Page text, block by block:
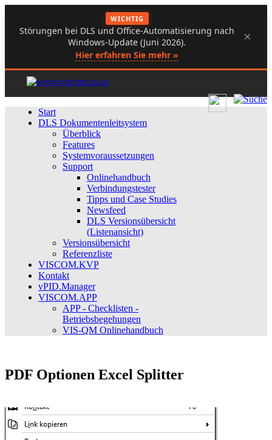
WICHTIG
Störungen bei DLS und Office-Automatisierung nach
Windows-Update (Juni 2026).
Hier erfahren Sie mehr »
×
Start
DLS Dokumentenleitsystem
Überblick
Features
Systemvoraussetzungen
Support
Onlinehandbuch
Verbindungstester
Tipps und Case Studies
Newsfeed
DLS Versionsübersicht
(Listenansicht)
Versionsübersicht
Referenzliste
VISCOM.KVP
Kontakt
vPID.Manager
VISCOM.APP
APP - Checklisten -
Betriebsbegehungen
VIS-QM Onlinehandbuch
PDF Optionen Excel Splitter